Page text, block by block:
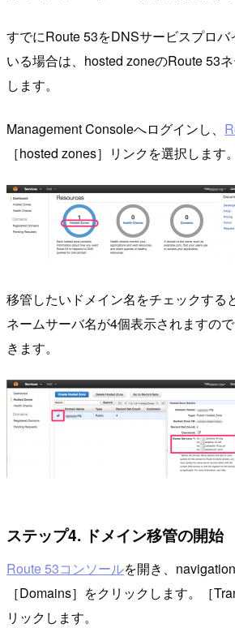
すでにRoute 53をDNSサービスプロバ
いる場合は、hosted zoneのRoute 53
します。
Management Consoleへログインし、
［hosted zones］リンクを選択します。
移管したいドメイン名をチェックする
ネームサーバ名が4個表示されますの
きます。
ステップ4. ドメイン移管の開始
Route 53コンソールを開き、
［Domains］をクリックします。［
リックします。